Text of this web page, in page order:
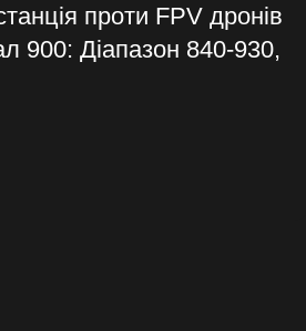
проти FPV дронів
900: Діапазон 840-930,